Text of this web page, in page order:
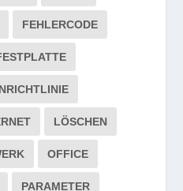
FEHLERCODE
LÖSCHEN
OFFICE
PARAMETER